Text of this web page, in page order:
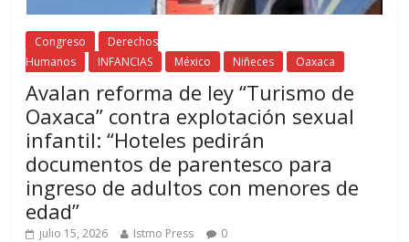
Congreso
Derechos
Humanos
INFANCIAS México Niñeces Oaxaca
Avalan reforma de ley “Turismo de
Oaxaca” contra explotación sexual
infantil: “Hoteles pedirán
documentos de parentesco para
ingreso de adultos con menores de
edad”
julio 15, 2026 Istmo Press 0